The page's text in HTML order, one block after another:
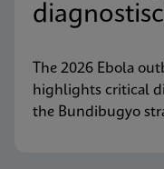
The 2026 Ebola
highlights critical
the Bundibugyo